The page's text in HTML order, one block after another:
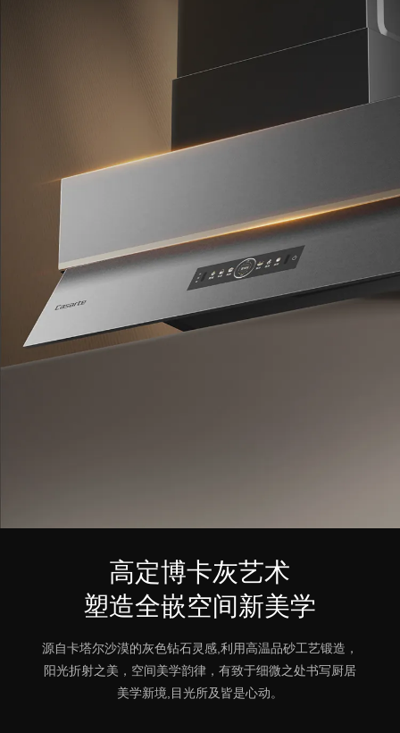
高定博卡灰艺术
塑造全嵌空间新美学
源自卡塔尔沙漠的灰色钻石灵感,利用高温品砂工艺锻造，
阳光折射之美，空间美学韵律，有致于细微之处书写厨居
美学新境,目光所及皆是心动。